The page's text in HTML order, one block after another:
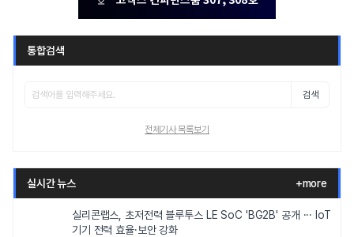
통합검색
검색
전체기사 목록보기
실시간 뉴스 +more
실리콘랩스, 초저전력 블루투스 LE SoC 'BG2B' 공개 ··· IoT
기기 전력 효율·보안 강화